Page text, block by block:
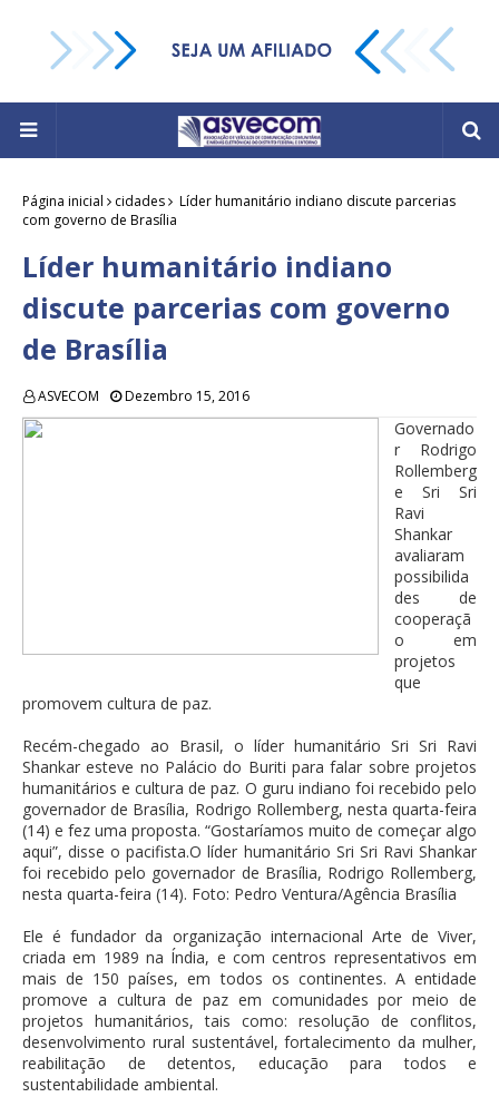
Página inicial cidades
Líder humanitário indiano discute parcerias
com governo de Brasília
Líder humanitário indiano
discute parcerias com governo
de Brasília
ASVECOM Dezembro 15, 2016
Governado
r Rodrigo
Rollemberg
e Sri Sri
Ravi
Shankar
avaliaram
possibilida
des de
cooperaçã
o em
projetos
que
promovem cultura de paz.
Recém-chegado ao Brasil, o líder humanitário Sri Sri Ravi
Shankar esteve no Palácio do Buriti para falar sobre projetos
humanitários e cultura de paz. O guru indiano foi recebido pelo
governador de Brasília, Rodrigo Rollemberg, nesta quarta-feira
(14) e fez uma proposta. “Gostaríamos muito de começar algo
aqui”, disse o pacifista.O líder humanitário Sri Sri Ravi Shankar
foi recebido pelo governador de Brasília, Rodrigo Rollemberg,
nesta quarta-feira (14). Foto: Pedro Ventura/Agência Brasília
Ele é fundador da organização internacional Arte de Viver,
criada em 1989 na Índia, e com centros representativos em
mais de 150 países, em todos os continentes. A entidade
promove a cultura de paz em comunidades por meio de
projetos humanitários, tais como: resolução de conflitos,
desenvolvimento rural sustentável, fortalecimento da mulher,
reabilitação de detentos, educação para todos e
sustentabilidade ambiental.